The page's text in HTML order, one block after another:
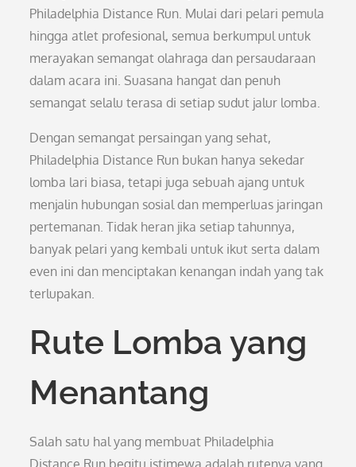
Philadelphia Distance Run. Mulai dari pelari pemula
hingga atlet profesional, semua berkumpul untuk
merayakan semangat olahraga dan persaudaraan
dalam acara ini. Suasana hangat dan penuh
semangat selalu terasa di setiap sudut jalur lomba.
Dengan semangat persaingan yang sehat,
Philadelphia Distance Run bukan hanya sekedar
lomba lari biasa, tetapi juga sebuah ajang untuk
menjalin hubungan sosial dan memperluas jaringan
pertemanan. Tidak heran jika setiap tahunnya,
banyak pelari yang kembali untuk ikut serta dalam
even ini dan menciptakan kenangan indah yang tak
terlupakan.
Rute Lomba yang
Menantang
Salah satu hal yang membuat Philadelphia
Distance Run begitu istimewa adalah rutenya yang